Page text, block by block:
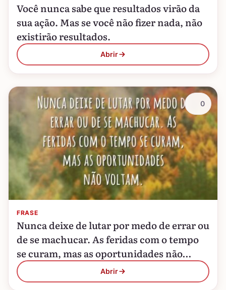
Você nunca sabe que resultados virão da
sua ação. Mas se você não fizer nada, não
existirão resultados.
Abrir
FRASE
Nunca deixe de lutar por medo de errar ou
de se machucar. As feridas com o tempo
se curam, mas as oportunidades não
voltam.
Abrir
0